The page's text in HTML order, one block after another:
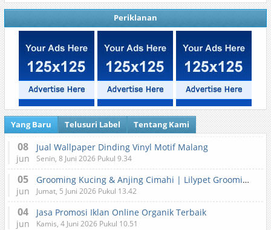
Periklanan
Yang Baru Telusuri Label Tentang Kami
08
jun
Jual Wallpaper Dinding Vinyl Motif Malang
Senin, 8 Juni 2026 Pukul 9.34
05
jun
Grooming Kucing & Anjing Cimahi | Lilypet Grooming & Pet Hotel
Jumat, 5 Juni 2026 Pukul 13.42
04
jun
Jasa Promosi Iklan Online Organik Terbaik
Kamis, 4 Juni 2026 Pukul 10.51